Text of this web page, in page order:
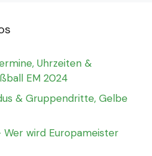
Uhrzeiten &
EM 2024
& Gruppendritte, Gelbe
Wer wird Europameister